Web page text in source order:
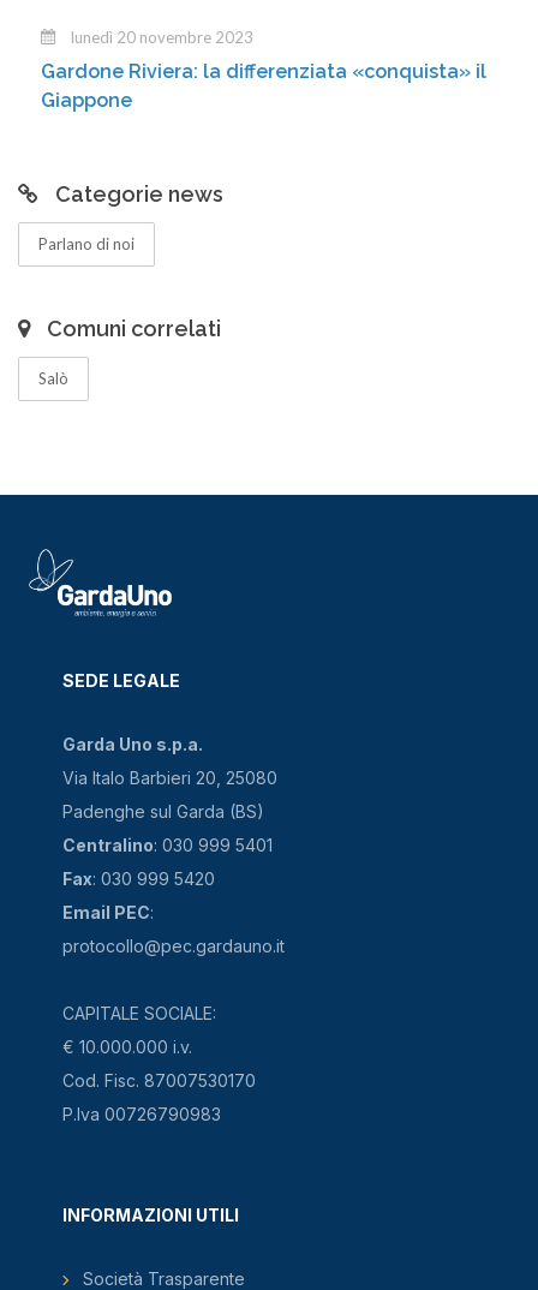
lunedì 20 novembre 2023
Gardone Riviera: la differenziata «conquista» il
Giappone
Categorie news
Parlano di noi
Comuni correlati
Salò
SEDE LEGALE
Garda Uno s.p.a.
Via Italo Barbieri 20, 25080
Padenghe sul Garda (BS)
Centralino: 030 999 5401
Fax: 030 999 5420
Email PEC:
protocollo@pec.gardauno.it
CAPITALE SOCIALE:
€ 10.000.000 i.v.
Cod. Fisc. 87007530170
P.Iva 00726790983
INFORMAZIONI UTILI
Società Trasparente